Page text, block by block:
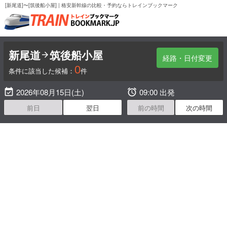
[新尾道]〜[筑後船小屋] | 格安新幹線の比較・予約ならトレインブックマーク
経路・日付変更
新尾道筑後船小屋
条件に該当した候補： 0件
 2026年08月15日(土)
前日 翌日
 09:00 出発
前の時間 次の時間